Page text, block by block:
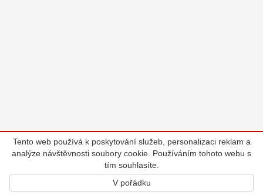
Tento web používá k poskytování služeb, personalizaci reklam a
analýze návštěvnosti soubory cookie. Používáním tohoto webu s
tím souhlasíte.
V pořádku